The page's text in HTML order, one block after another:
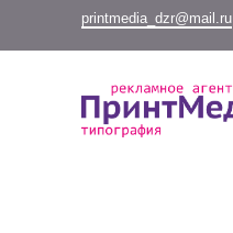
printmedia_dzr@mail.ru